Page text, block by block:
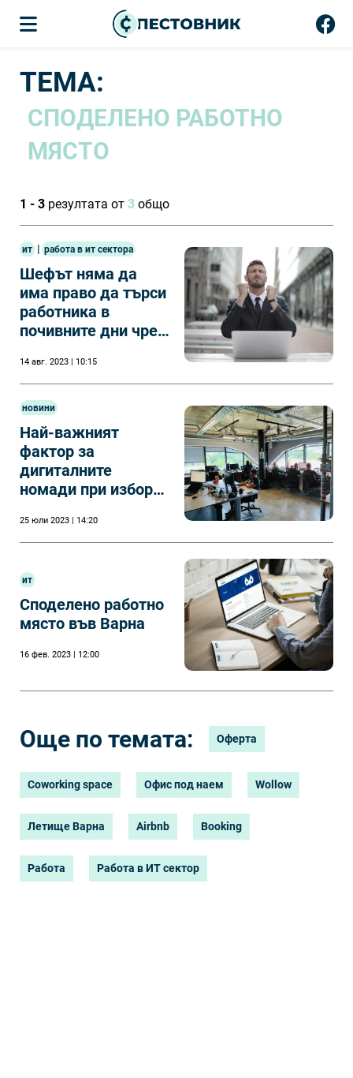
ТЕМА:
СПОДЕЛЕНО РАБОТНО
МЯСТО
1 - 3 резултата от 3 общо
ит | работа в ит сектора
Шефът няма да
има право да търси
работника в
почивните дни чрез
съобщения в
социални мрежи.
14 авг. 2023 | 10:15
новини
Най-важният
фактор за
дигиталните
номади при избор
разбира се е
цената.
25 юли 2023 | 14:20
ит
Споделено работно
място във Варна
16 фев. 2023 | 12:00
Още по темата: Оферта
Coworking space Офис под наем Wollow
Летище Варна Airbnb Booking
Работа Работа в ИТ сектор